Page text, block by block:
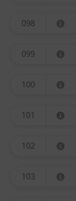
098
099
100
101
102
103